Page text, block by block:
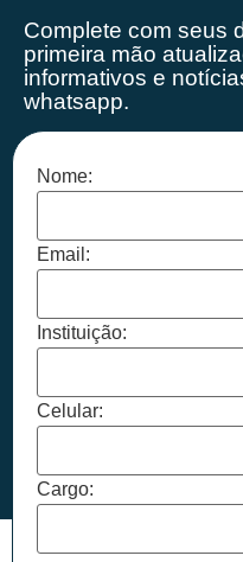
Complete com seus
primeira mão
informativos e
whatsapp.
Nome:
Email:
Instituição:
Celular:
Cargo: